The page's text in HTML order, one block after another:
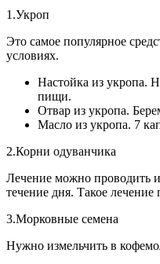
1.Укроп
Это самое популярное
условиях.
Настойка из укропа.
пищи.
Отвар из укропа.
Масло из укропа. 7
2.Корни одуванчика
Лечение можно проводить и
течение дня. Такое лечение
3.Морковные семена
Нужно измельчить в